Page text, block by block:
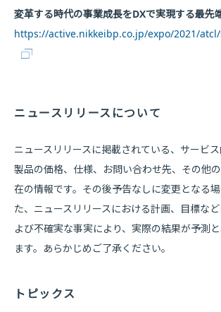
変革する時代の事業成長をDXで実現する最先
https://active.nikkeibp.co.jp/expo/2021/
ニュースリリースについて
ニュースリリースに掲載されている、サービ
製品の価格、仕様、お問い合わせ先、その他
在の情報です。その後予告なしに変更となる
た、ニュースリリースにおける計画、目標な
よび不確実な事実により、実際の結果が予測
ます。あらかじめご了承ください。
トピックス